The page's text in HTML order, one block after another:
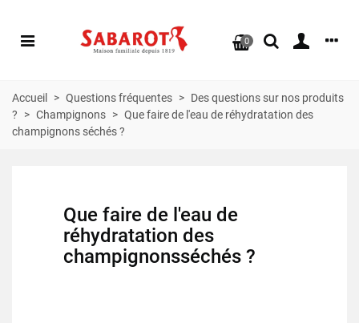
0
Accueil > Questions fréquentes > Des questions sur nos produits
?
> Champignons > Que faire de l'eau de réhydratation des
champignons séchés ?
Que faire de l'eau de
réhydratation des
champignonsséchés ?